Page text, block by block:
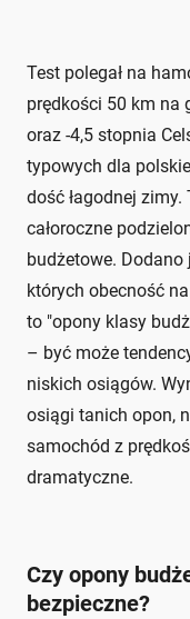
Test polegał na
prędkości 50 km na
oraz -4,5 stopnia
typowych dla
dość łagodnej zimy.
całoroczne
budżetowe.
których obecność
to "opony klasy
– być może
niskich osiągów.
osiągi tanich opon,
samochód z
dramatyczne.
Czy opony
bezpieczne?